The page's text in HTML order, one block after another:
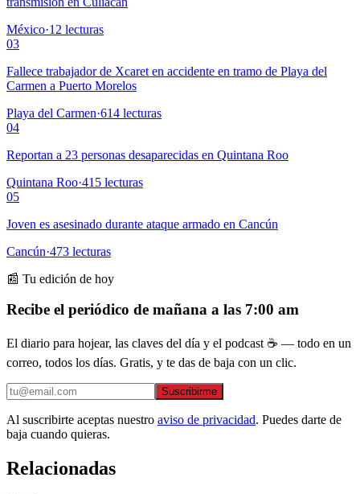
México·12 lecturas
03
Fallece trabajador de Xcaret en accidente en tramo de Playa del
Carmen a Puerto Morelos
Playa del Carmen·614 lecturas
04
Reportan a 23 personas desaparecidas en Quintana Roo
Quintana Roo·415 lecturas
05
Joven es asesinado durante ataque armado en Cancún
Cancún·473 lecturas
📰 Tu edición de hoy
Recibe el periódico de mañana a las 7:00 am
El diario para hojear, las claves del día y el podcast ☕ — todo en un
correo, todos los días. Gratis, y te das de baja con un clic.
Suscribirme
Al suscribirte aceptas nuestro aviso de privacidad. Puedes darte de
baja cuando quieras.
Relacionadas